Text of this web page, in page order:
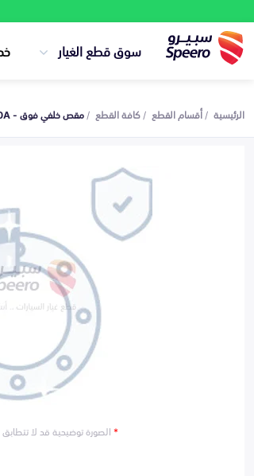
سوق قطع الغيار
الرئيسية أقسام القطع كافة القطع مقص خلفي فوق - 555026RA0A
*الصورة توضيحية قد لا